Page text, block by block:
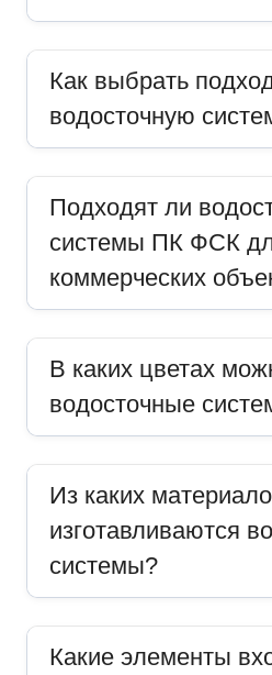
Как выбрать
водосточную
Подходят ли
системы ПК ФСК
коммерческих
В каких цветах
водосточные
Из каких
изготавливаются
системы?
Какие элементы